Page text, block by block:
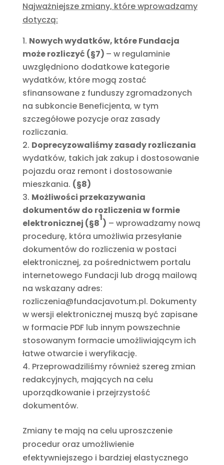
Najważniejsze zmiany, które wprowadzamy
dotyczą:
Nowych wydatków, które Fundacja
może rozliczyć (§7) – w regulaminie
uwzględniono dodatkowe kategorie
wydatków, które mogą zostać
sfinansowane z funduszy zgromadzonych
na subkoncie Beneficjenta, w tym
szczegółowe pozycje oraz zasady
rozliczania.
Doprecyzowaliśmy zasady rozliczania
wydatków, takich jak zakup i dostosowanie
pojazdu oraz remont i dostosowanie
mieszkania. (§8)
Możliwości przekazywania
dokumentów do rozliczenia w formie
elektronicznej (§8
1
) – wprowadzamy nową
procedurę, która umożliwia przesyłanie
dokumentów do rozliczenia w postaci
elektronicznej, za pośrednictwem portalu
internetowego Fundacji lub drogą mailową
na wskazany adres:
rozliczenia@fundacjavotum.pl. Dokumenty
w wersji elektronicznej muszą być zapisane
w formacie PDF lub innym powszechnie
stosowanym formacie umożliwiającym ich
łatwe otwarcie i weryfikację.
Przeprowadziliśmy również szereg zmian
redakcyjnych, mających na celu
uporządkowanie i przejrzystość
dokumentów.
Zmiany te mają na celu uproszczenie
procedur oraz umożliwienie
efektywniejszego i bardziej elastycznego